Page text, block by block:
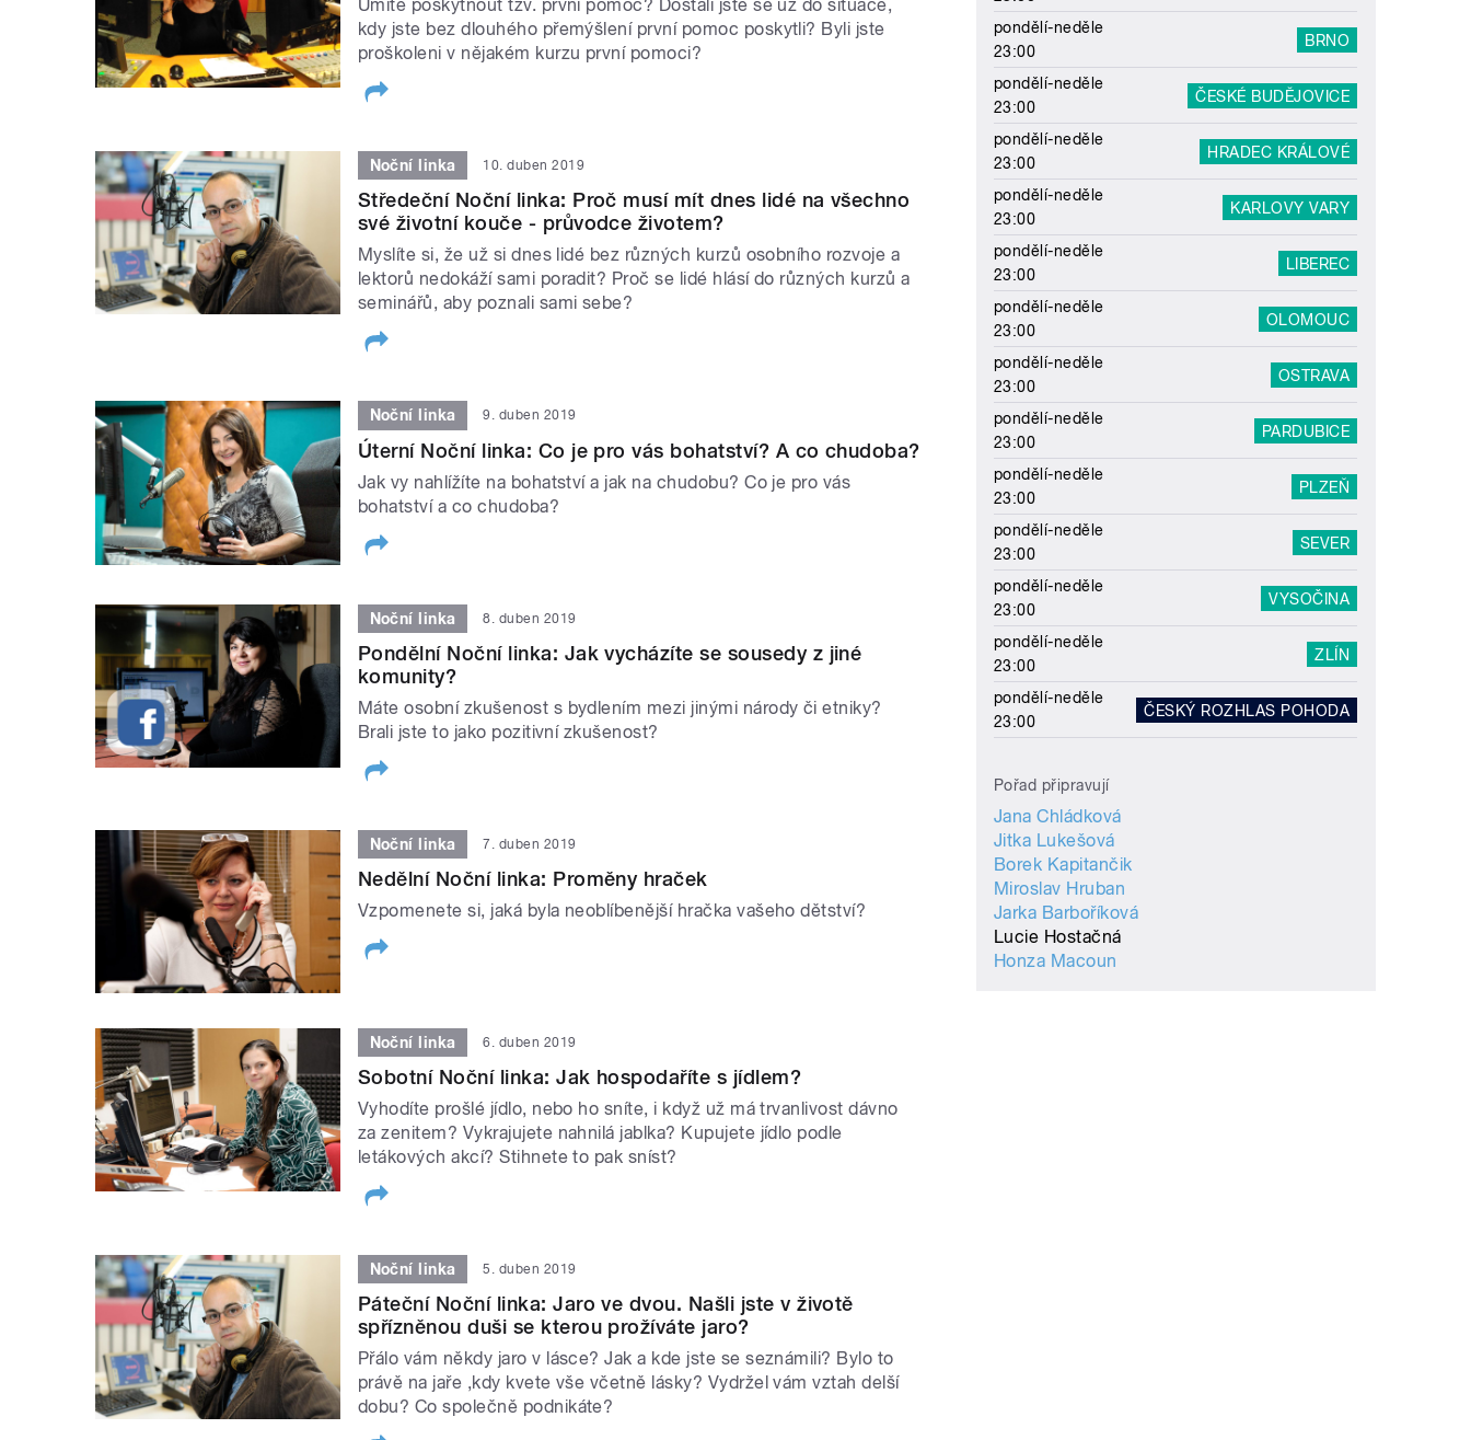
Umíte poskytnout tzv. první pomoc? Dostali jste se už do situace,
kdy jste bez dlouhého přemýšlení první pomoc poskytli? Byli jste
proškoleni v nějakém kurzu první pomoci?
Noční linka 10. duben 2019
Středeční Noční linka: Proč musí mít dnes lidé na všechno
své životní kouče - průvodce životem?
Myslíte si, že už si dnes lidé bez různých kurzů osobního rozvoje a
lektorů nedokáží sami poradit? Proč se lidé hlásí do různých kurzů a
seminářů, aby poznali sami sebe?
Noční linka 9. duben 2019
Úterní Noční linka: Co je pro vás bohatství? A co chudoba?
Jak vy nahlížíte na bohatství a jak na chudobu? Co je pro vás
bohatství a co chudoba?
Noční linka 8. duben 2019
Pondělní Noční linka: Jak vycházíte se sousedy z jiné
komunity?
Máte osobní zkušenost s bydlením mezi jinými národy či etniky?
Brali jste to jako pozitivní zkušenost?
Noční linka 7. duben 2019
Nedělní Noční linka: Proměny hraček
Vzpomenete si, jaká byla neoblíbenější hračka vašeho dětství?
Noční linka 6. duben 2019
Sobotní Noční linka: Jak hospodaříte s jídlem?
Vyhodíte prošlé jídlo, nebo ho sníte, i když už má trvanlivost dávno
za zenitem? Vykrajujete nahnilá jablka? Kupujete jídlo podle
letákových akcí? Stihnete to pak sníst?
Noční linka 5. duben 2019
Páteční Noční linka: Jaro ve dvou. Našli jste v životě
spřízněnou duši se kterou prožíváte jaro?
Přálo vám někdy jaro v lásce? Jak a kde jste se seznámili? Bylo to
právě na jaře ,kdy kvete vše včetně lásky? Vydržel vám vztah delší
dobu? Co společně podnikáte?
pondělí-neděle
23:00
BRNO
pondělí-neděle
23:00
ČESKÉ BUDĚJOVICE
pondělí-neděle
23:00
HRADEC KRÁLOVÉ
pondělí-neděle
23:00
KARLOVY VARY
pondělí-neděle
23:00
LIBEREC
pondělí-neděle
23:00
OLOMOUC
pondělí-neděle
23:00
OSTRAVA
pondělí-neděle
23:00
PARDUBICE
pondělí-neděle
23:00
PLZEŇ
pondělí-neděle
23:00
SEVER
pondělí-neděle
23:00
VYSOČINA
pondělí-neděle
23:00
ZLÍN
pondělí-neděle
23:00
ČESKÝ ROZHLAS POHODA
Pořad připravují
Jana Chládková
Jitka Lukešová
Borek Kapitančik
Miroslav Hruban
Jarka Barboříková
Lucie Hostačná
Honza Macoun